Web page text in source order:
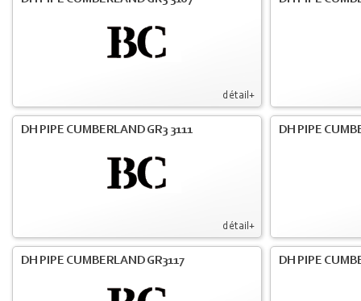
détail+
détail+
DH PIPE CUMBERLAND GR3 3111 DH PIPE
DH PIPE CUMBERLAND GR3117 DH PIPE